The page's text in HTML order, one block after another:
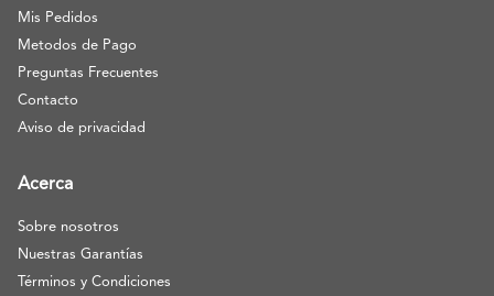
Mis Pedidos
Metodos de Pago
Preguntas Frecuentes
Contacto
Aviso de privacidad
Acerca
Sobre nosotros
Nuestras Garantías
Términos y Condiciones